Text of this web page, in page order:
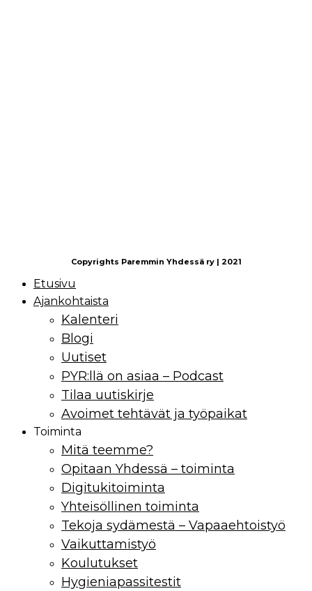
Copyrights Paremmin Yhdessä ry | 2021
Etusivu
Ajankohtaista
Kalenteri
Blogi
Uutiset
PYR:llä on asiaa – Podcast
Tilaa uutiskirje
Avoimet tehtävät ja työpaikat
Toiminta
Mitä teemme?
Opitaan Yhdessä – toiminta
Digitukitoiminta
Yhteisöllinen toiminta
Tekoja sydämestä – Vapaaehtoistyö
Vaikuttamistyö
Koulutukset
Hygieniapassitestit